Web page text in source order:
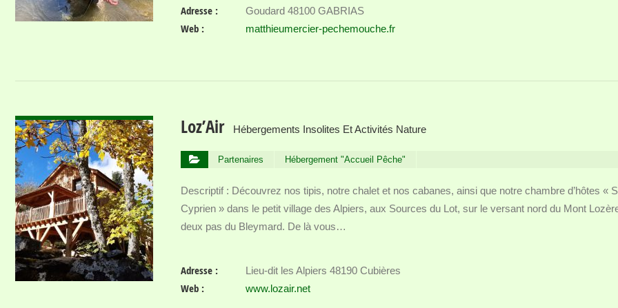
Adresse : Goudard 48100 GABRIAS
Web : matthieumercier-pechemouche.fr
Loz’Air Hébergements Insolites Et Activités Nature
Partenaires Hébergement "Accueil Pêche"
Descriptif : Découvrez nos tipis, notre chalet et nos cabanes, ainsi que notre chambre d’hôtes «
Cyprien » dans le petit village des Alpiers, aux Sources du Lot, sur le versant nord du Mont
deux pas du Bleymard. De là vous…
Adresse : Lieu-dit les Alpiers 48190 Cubières
Web : www.lozair.net